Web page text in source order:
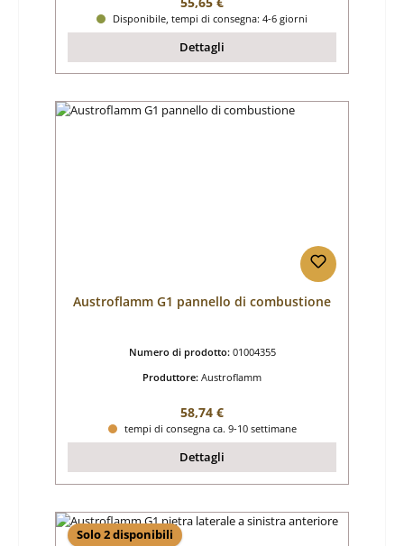
Disponibile, tempi di consegna: 4-6 giorni
Dettagli
Austroflamm G1 pannello di combustione
Numero di prodotto: 01004355
Produttore: Austroflamm
Prezzo normale:
58,74 €
tempi di consegna ca. 9-10 settimane
Dettagli
Solo 2 disponibili